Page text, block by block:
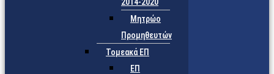
Μητρώο
Προμηθευτών
Τομεακά ΕΠ
ΕΠ